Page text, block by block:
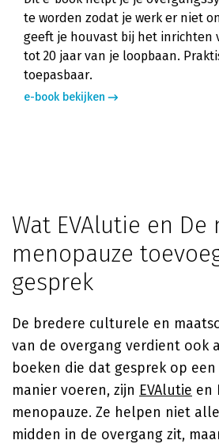
te worden zodat je werk er niet
geeft je houvast bij het inrichten
tot 20 jaar van je loopbaan.
toepasbaar.
e-book bekijken
Wat EVAlutie en De
menopauze
gesprek
De bredere culturele en
van de overgang verdient ook
boeken die dat gesprek op
manier voeren, zijn EVAlutie en
menopauze. Ze helpen niet
midden in de overgang zit,